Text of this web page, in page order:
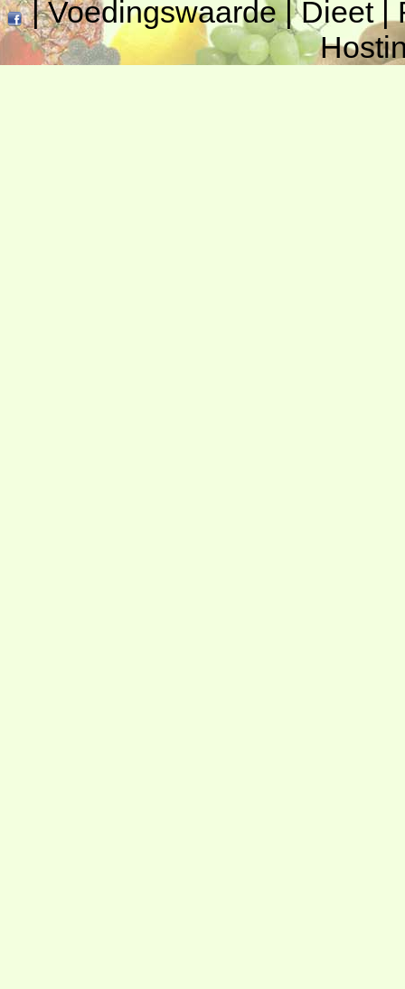
|Voedingswaarde|Dieet|